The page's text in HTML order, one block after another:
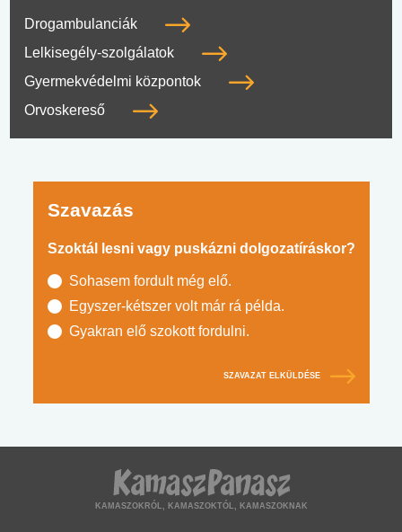
Drogambulanciák
Lelkisegély-szolgálatok
Gyermekvédelmi központok
Orvoskereső
Szavazás
Szoktál lesni vagy puskázni dolgozatíráskor?
Sohasem fordult még elő.
Egyszer-kétszer volt már rá példa.
Gyakran elő szokott fordulni.
SZAVAZAT ELKÜLDÉSE
KAMASZOKRÓL, KAMASZOKTÓL, KAMASZOKNAK